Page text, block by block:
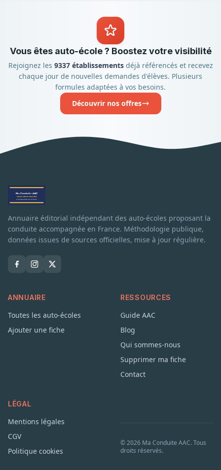
Vous êtes auto-école ? Boostez votre visibilité
Rejoignez les 9337 établissementsdéjà référencés et recevez
chaque jour de nouvelles demandes d'élèves. Plusieurs
formules adaptées à vos besoins.
Découvrir nos offres
Annuaire éditorial indépendant des auto-écoles proposant la
conduite accompagnée en France. Méthodologie publique,
données issues de sources officielles, mise à jour régulière.
ANNUAIRE
Toutes les auto-écoles
Ajouter une fiche
RESSOURCES
Guide AAC
Blog
Qui sommes-nous
Supprimer ma fiche
Contact
LÉGAL
Mentions légales
CGV
Politique cookies
© 2026 Ma Conduite AAC. Tous
droits réservés.